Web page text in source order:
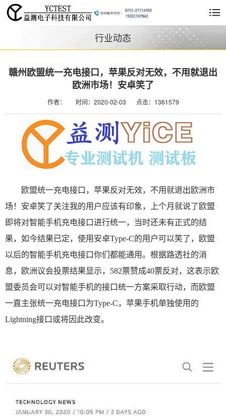
行业动态
赣州欧盟统一充电接口，苹果反对无效，不用就退出
欧洲市场！安卓笑了
作者： 时间：2020-02-03 点击：1361579
欧盟统一充电接口，苹果反对无效，不用就退出欧洲市
场！安卓笑了关注我的用户应该有印象，上个月就说了欧盟
即将对智能手机充电接口进行统一，当时还未有正式的结
果，如今结果已定，使用安卓Type-C的用户可以笑了，欧盟
以后的智能手机充电接口你们都能通用。根据路透社的消
息，欧洲议会投票结果显示，582票赞成40票反对，这表示欧
盟委员会可以对智能手机的接口统一方案采取行动，而欧盟
一直主张统一充电接口为Type-C，苹果手机单独使用的
Lightning接口或将因此改变。